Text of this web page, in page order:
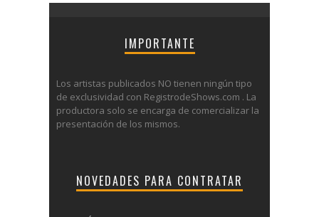
IMPORTANTE
Los artistas publicados NO tienen ningún tipo
de exclusividad con RegistrodeShows.com . La
productora solo se encarga de comercializar la
presentación de los mismos.
NOVEDADES PARA CONTRATAR